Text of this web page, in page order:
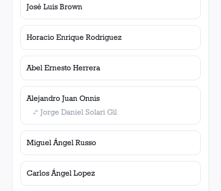
José Luis Brown
Horacio Enrique Rodriguez
Abel Ernesto Herrera
Alejandro Juan Onnis
Jorge Daniel Solari Gil
Miguel Ángel Russo
Carlos Ángel Lopez